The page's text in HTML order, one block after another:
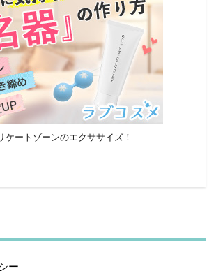
ケートゾーンのエクササイズ！
ー